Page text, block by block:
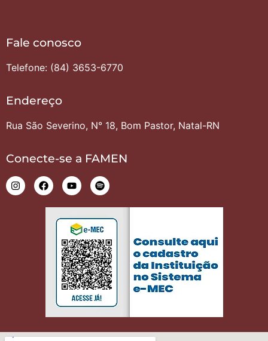
Fale conosco
Telefone: (84) 3653-6770
Endereço
Rua São Severino, N° 18, Bom Pastor, Natal-RN
Conecte-se a FAMEN